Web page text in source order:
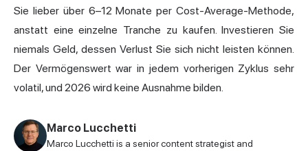
Sie lieber über 6–12 Monate per Cost-Average-Methode,
anstatt eine einzelne Tranche zu kaufen. Investieren Sie
niemals Geld, dessen Verlust Sie sich nicht leisten können.
Der Vermögenswert war in jedem vorherigen Zyklus sehr
volatil, und 2026 wird keine Ausnahme bilden.
Marco Lucchetti
Marco Lucchetti is a senior content strategist and